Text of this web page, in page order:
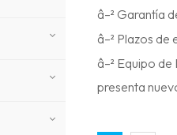
â–² Garantía
â–² Plazos
â–² Equipo
presenta